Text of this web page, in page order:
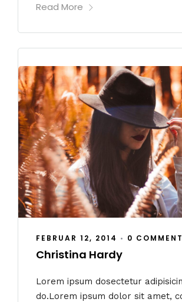
Read More
FEBRUAR 12, 2014 • 0 COMMENT
Christina Hardy
Lorem ipsum dosectetur
do.Lorem ipsum dolor sit amet,